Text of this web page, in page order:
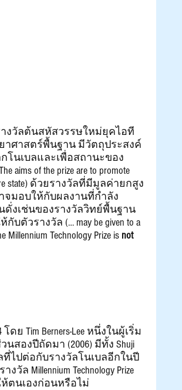
าศาสตร์พื้นฐาน มีวัตถุประสงค์
นเบลและเพื่อสถานะของ
aims of the prize are to promote
state) ด้วยรางวัลที่มีมูลค่ายกสูง
มอบให้กับผลงานที่กำลัง
งเช่นของรางวัลวิทย์พื้นฐาน
วรางวัล (… may be given to a
Millennium Technology Prize is not
ย Tim Berners-Lee หนึ่งในผู้เริ่ม
นสองปีถัดมา (2006) มีทั้ง Shuji
ที่ไปต่อกับรางวัลโนเบลอีกในปี
Millennium Technology Prize
ตนเองก่อนหรือไม่